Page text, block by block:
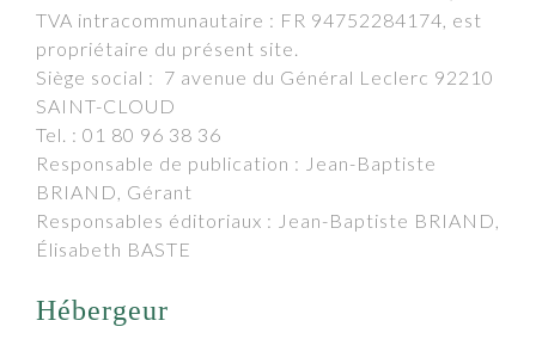
TVA intracommunautaire : FR 94752284174, est
propriétaire du présent site.
Siège social : 7 avenue du Général Leclerc 92210
SAINT-CLOUD
Tel. : 01 80 96 38 36
Responsable de publication : Jean-Baptiste
BRIAND, Gérant
Responsables éditoriaux : Jean-Baptiste BRIAND,
Élisabeth BASTE
Hébergeur